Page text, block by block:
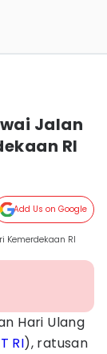
Jalan
RI
Add Us on Google
Kemerdekaan RI
Hari Ulang
RI), ratusan